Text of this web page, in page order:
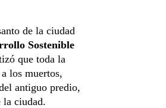
de la ciudad
Sostenible
que toda la
los muertos,
antiguo predio,
la ciudad.